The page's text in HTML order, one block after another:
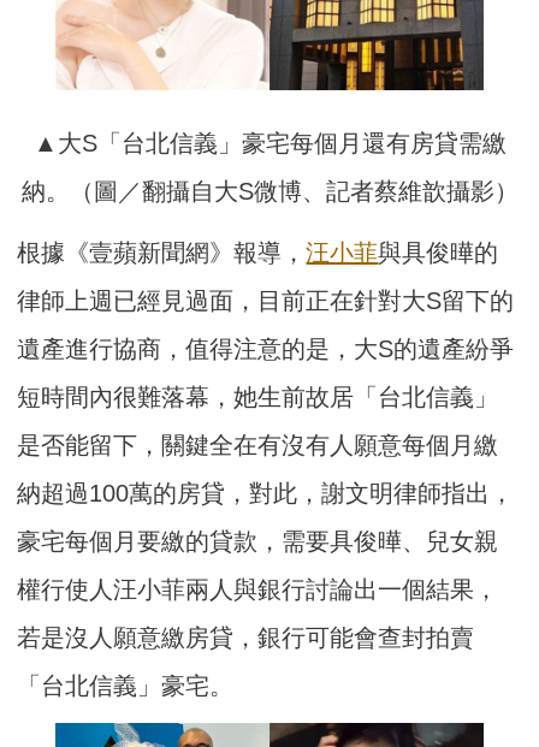
▲大S「台北信義」豪宅每個月還有房貸需繳
納。（圖／翻攝自大S微博、記者蔡維歆攝影）
根據《壹蘋新聞網》報導，汪小菲與具俊曄的
律師上週已經見過面，目前正在針對大S留下的
遺產進行協商，值得注意的是，大S的遺產紛爭
短時間內很難落幕，她生前故居「台北信義」
是否能留下，關鍵全在有沒有人願意每個月繳
納超過100萬的房貸，對此，謝文明律師指出，
豪宅每個月要繳的貸款，需要具俊曄、兒女親
權行使人汪小菲兩人與銀行討論出一個結果，
若是沒人願意繳房貸，銀行可能會查封拍賣
「台北信義」豪宅。